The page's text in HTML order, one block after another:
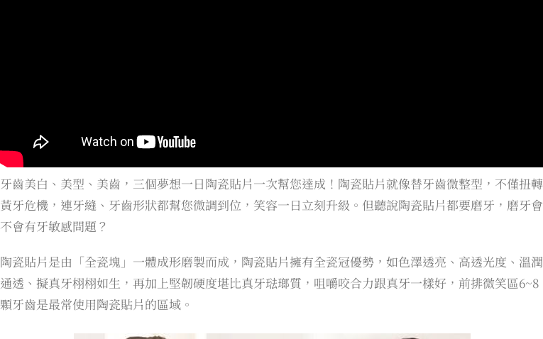
牙齒美白、美型、美齒，三個夢想一日陶瓷貼片一次幫您達成！陶瓷貼片就像替牙齒微整型，不僅扭轉
黃牙危機，連牙縫、牙齒形狀都幫您微調到位，笑容一日立刻升級。但聽說陶瓷貼片都要磨牙，磨牙會
不會有牙敏感問題？
陶瓷貼片是由「全瓷塊」一體成形磨製而成，陶瓷貼片擁有全瓷冠優勢，如色澤透亮、高透光度、溫潤
通透、擬真牙栩栩如生，再加上堅韌硬度堪比真牙琺瑯質，咀嚼咬合力跟真牙一樣好，前排微笑區6~8
顆牙齒是最常使用陶瓷貼片的區域。